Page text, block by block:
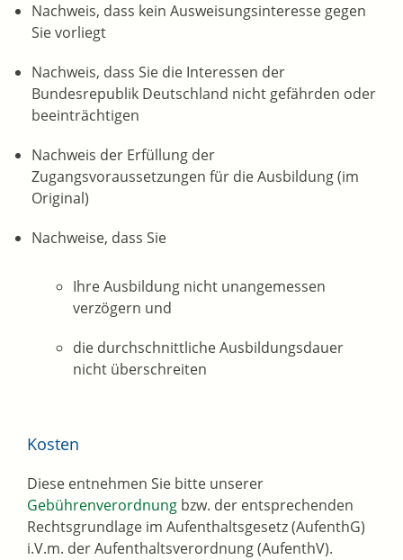
Nachweis, dass kein Ausweisungsinteresse gegen
Sie vorliegt
Nachweis, dass Sie die Interessen der
Bundesrepublik Deutschland nicht gefährden oder
beeinträchtigen
Nachweis der Erfüllung der
Zugangsvoraussetzungen für die Ausbildung (im
Original)
Nachweise, dass Sie
Ihre Ausbildung nicht unangemessen
verzögern und
die durchschnittliche Ausbildungsdauer
nicht überschreiten
Kosten
Diese entnehmen Sie bitte unserer
Gebührenverordnung bzw. der entsprechenden
Rechtsgrundlage im Aufenthaltsgesetz (AufenthG)
i.V.m. der Aufenthaltsverordnung (AufenthV).